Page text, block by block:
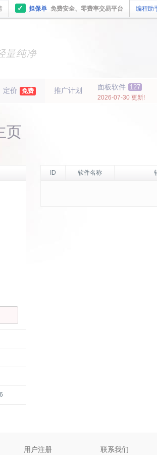
✓ 担保单 免费安全、零费率交易平台 编程助
量纯净
定价 免费 推广计划 面板软件 127
2026-07-30 更新!
页
ID 软件名称
用户注册 联系我们